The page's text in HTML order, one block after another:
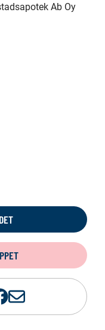
Ab Oy
D